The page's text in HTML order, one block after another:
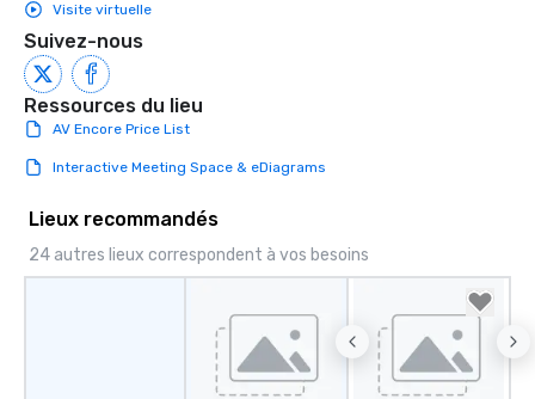
experience, we can
an evening helicopter
glittering lights of The
Memorable
Smacking Foodie
Visite virtuelle
Suivez-nous
Ressources du lieu
AV Encore Price List
Interactive Meeting Space & eDiagrams
Lieux recommandés
24 autres lieux correspondent à vos besoins